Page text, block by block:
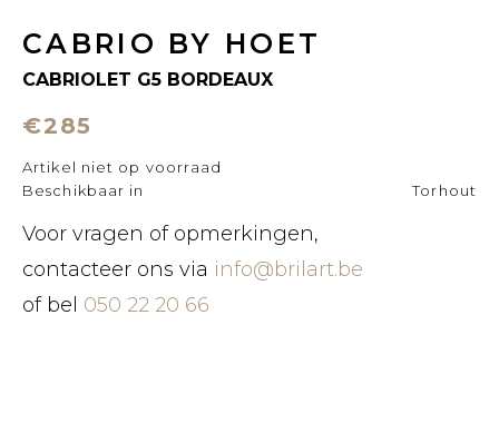
CABRIO BY HOET
CABRIOLET G5 BORDEAUX
€285
Artikel niet op voorraad
Beschikbaar in
Torhout
Voor vragen of opmerkingen,
contacteer ons via info@brilart.be
of bel 050 22 20 66